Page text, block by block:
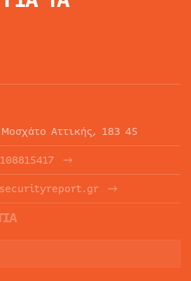
Αττικής, 183 45